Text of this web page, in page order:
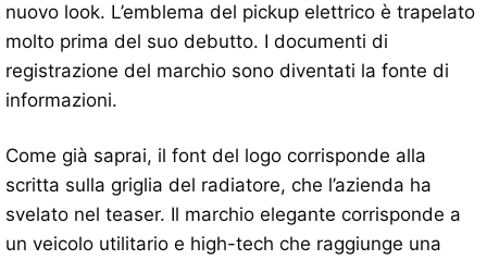
nuovo look. L’emblema del pickup elettrico è trapelato
molto prima del suo debutto. I documenti di
registrazione del marchio sono diventati la fonte di
informazioni.
Come già saprai, il font del logo corrisponde alla
scritta sulla griglia del radiatore, che l’azienda ha
svelato nel teaser. Il marchio elegante corrisponde a
un veicolo utilitario e high-tech che raggiunge una